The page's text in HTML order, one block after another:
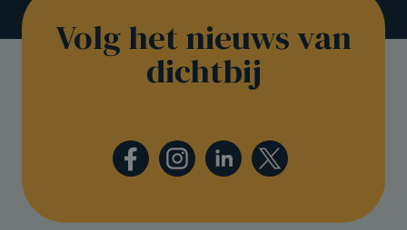
Volg het nieuws van
dichtbij